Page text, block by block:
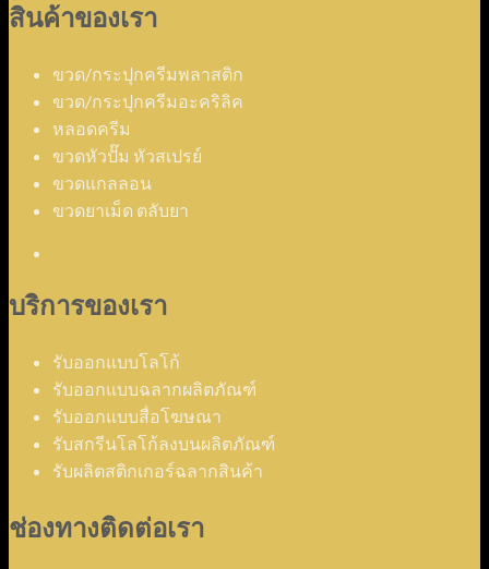
สินค้าของเรา
ขวด/กระปุกครีมพลาสติก
ขวด/กระปุกครีมอะคริลิค
หลอดครีม
ขวดหัวปั๊ม หัวสเปรย์
ขวดแกลลอน
ขวดยาเม็ด ตลับยา
บริการของเรา
รับออกแบบโลโก้
รับออกแบบฉลากผลิตภัณฑ์
รับออกแบบสื่อโฆษณา
รับสกรีนโลโก้ลงบนผลิตภัณฑ์
รับผลิตสติกเกอร์ฉลากสินค้า
ช่องทางติดต่อเรา